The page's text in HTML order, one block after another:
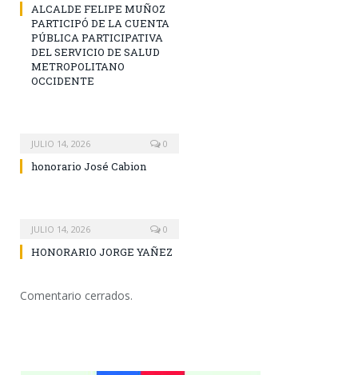
ALCALDE FELIPE MUÑOZ
PARTICIPÓ DE LA CUENTA
PÚBLICA PARTICIPATIVA
DEL SERVICIO DE SALUD
METROPOLITANO
OCCIDENTE
JULIO 14, 2026 0
honorario José Cabion
JULIO 14, 2026 0
HONORARIO JORGE YAÑEZ
Comentario cerrados.